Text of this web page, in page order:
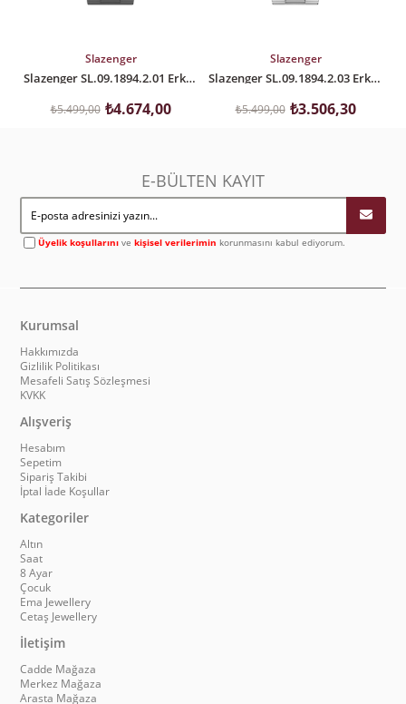
SEPETE EKLESlazenger
Slazenger SL.09.1894.2.01 Erkek Kol Saati
₺4.674,00
₺5.499,00
SEPETE EKLESlazenger
Slazenger SL.09.1894.2.03 Erkek Kol Saati
₺3.506,30
₺5.499,00
E-BÜLTEN KAYIT
Üyelik koşullarını vekişisel verilerimin korunmasını kabul ediyorum.
Kurumsal
Hakkımızda
Gizlilik Politikası
Mesafeli Satış Sözleşmesi
KVKK
Alışveriş
Hesabım
Sepetim
Sipariş Takibi
İptal İade Koşullar
Kategoriler
Altın
Saat
8 Ayar
Çocuk
Ema Jewellery
Cetaş Jewellery
İletişim
Cadde Mağaza
Merkez Mağaza
Arasta Mağaza